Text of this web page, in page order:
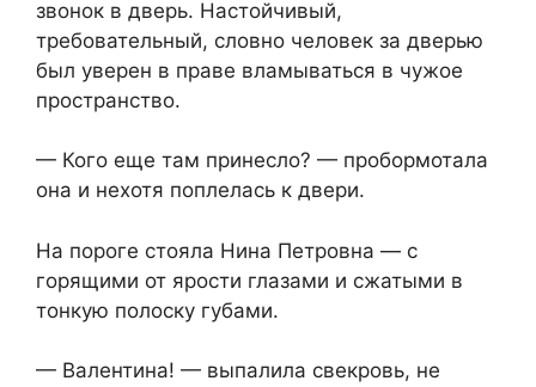
звонок в дверь. Настойчивый,
требовательный, словно человек за дверью
был уверен в праве вламываться в чужое
пространство.
— Кого еще там принесло? — пробормотала
она и нехотя поплелась к двери.
На пороге стояла Нина Петровна — с
горящими от ярости глазами и сжатыми в
тонкую полоску губами.
— Валентина! — выпалила свекровь, не